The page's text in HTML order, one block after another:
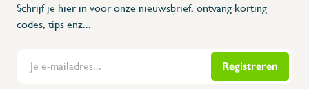
Flanders Inox | Karperstraat 6, 8400 Oostende | België | BNP Paribas Fortis:
Schrijf je hier in voor onze nieuwsbrief, ontvang korting
codes, tips enz...
Registreren